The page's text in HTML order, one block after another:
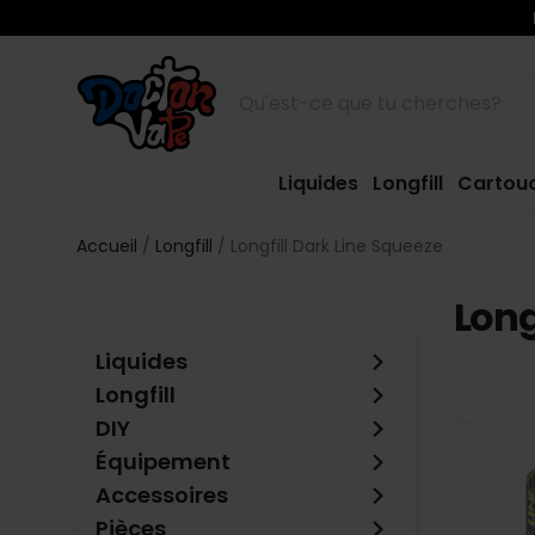
Liquides Longfill
Accueil Longfill Longfill Dark Line Squeeze
Liquides keyboard_arrow_right
Longfill keyboard_arrow_right
DIY keyboard_arrow_right
Équipement keyboard_arrow_right
Accessoires keyboard_arrow_right
Pièces